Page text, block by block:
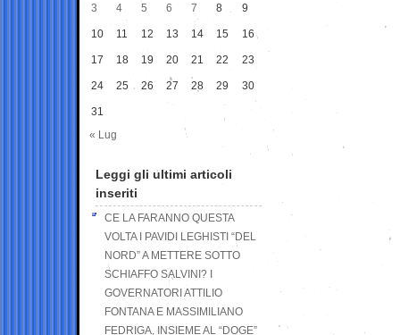
3 4 5 6 7 8 9
10 11 12 13 14 15 16
17 18 19 20 21 22 23
24 25 26 27 28 29 30
31
« Lug
Leggi gli ultimi articoli
inseriti
CE LA FARANNO QUESTA
VOLTA I PAVIDI LEGHISTI “DEL
NORD” A METTERE SOTTO
SCHIAFFO SALVINI? I
GOVERNATORI ATTILIO
FONTANA E MASSIMILIANO
FEDRIGA, INSIEME AL “DOGE”